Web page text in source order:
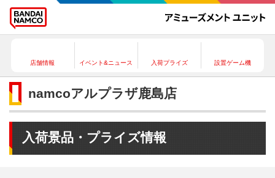
店舗情報 イベント&ニュース 入荷プライズ 設置ゲーム機
namcoアルプラザ鹿島店
入荷景品・プライズ情報